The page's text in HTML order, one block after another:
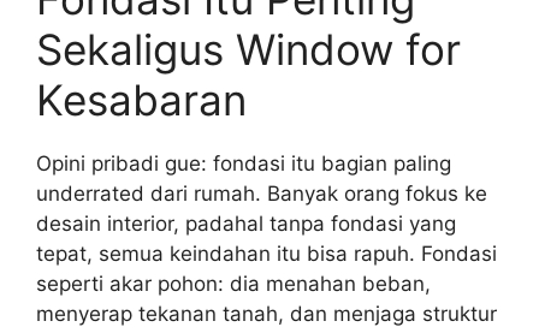
Sekaligus Window for
Kesabaran
Opini pribadi gue: fondasi itu bagian paling
underrated dari rumah. Banyak orang fokus ke
desain interior, padahal tanpa fondasi yang
tepat, semua keindahan itu bisa rapuh. Fondasi
seperti akar pohon: dia menahan beban,
menyerap tekanan tanah, dan menjaga struktur